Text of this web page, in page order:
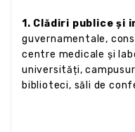
1. Clădiri publice și
guvernamentale,
centre medicale și
universități,
biblioteci, săli de